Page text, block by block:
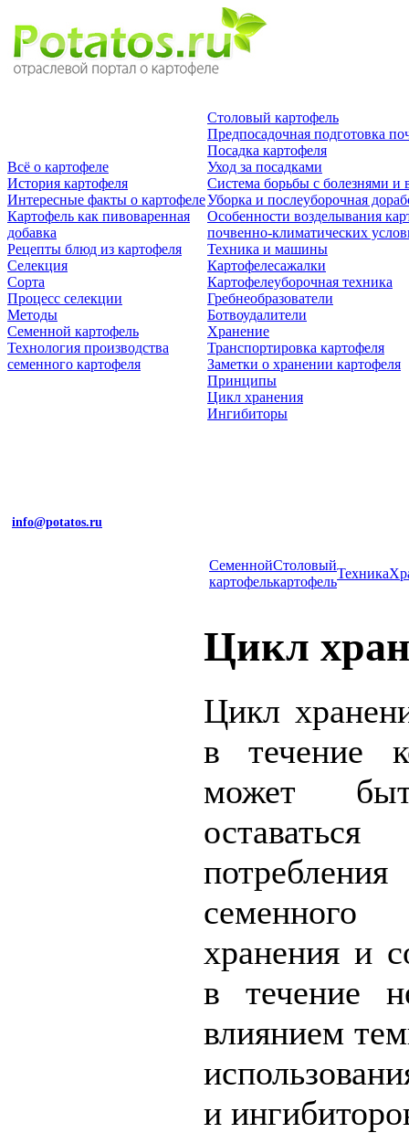
Всё о картофеле
История картофеля
Интересные факты о картофеле
Картофель как пивоваренная
добавка
Рецепты блюд из картофеля
Селекция
Сорта
Процесс селекции
Методы
Семенной картофель
Технология производства
семенного картофеля
Столовый картофель
Предпосадочная подготовка
Посадка картофеля
Уход за посадками
Система борьбы с болезнями и
Уборка и послеуборочная
Особенности возделывания
почвенно-климатических
Техника и машины
Картофелесажалки
Картофелеуборочная техника
Гребнеобразователи
Ботвоудалители
Хранение
Транспортировка картофеля
Заметки о хранении картофеля
Принципы
Цикл хранения
Ингибиторы
info@potatos.ru
Cеменной
картофель
Столовый
картофель
Техника
Цикл
Цикл
в течение
может
семенного
хранения и
в течение
влиянием
и